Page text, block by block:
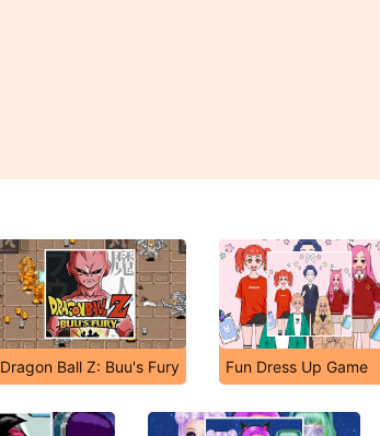
Dragon Ball Z: Buu's Fury Fun Dress Up Game